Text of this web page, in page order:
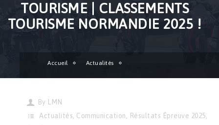
TOURISME | CLASSEMENTS
TOURISME NORMANDIE 2025 !
Accueil Actualités
By
LMN
Actualités Communication Résultats Épreuve 2025